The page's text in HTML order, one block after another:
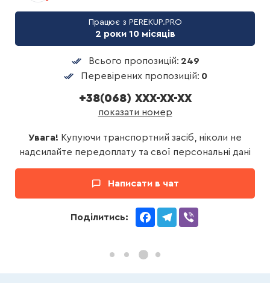
Працює з PEREKUP.PRO
2 роки 10 місяців
Всього пропозицій: 249
Перевірених пропозицій: 0
+38(068) XXX-XX-XX
показати номер
Увага! Купуючи транспортний засіб, ніколи не
надсилайте передоплату та свої персональні дані
Написати в чат
Поділитись: FacebookTelegram